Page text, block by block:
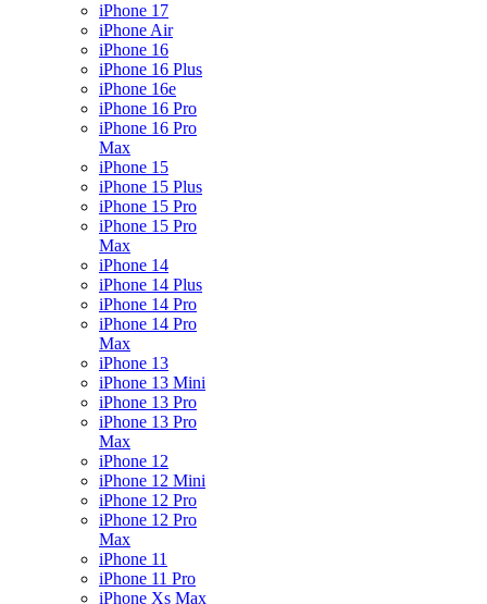
iPhone 17
iPhone Air
iPhone 16
iPhone 16 Plus
iPhone 16e
iPhone 16 Pro
iPhone 16 Pro
Max
iPhone 15
iPhone 15 Plus
iPhone 15 Pro
iPhone 15 Pro
Max
iPhone 14
iPhone 14 Plus
iPhone 14 Pro
iPhone 14 Pro
Max
iPhone 13
iPhone 13 Mini
iPhone 13 Pro
iPhone 13 Pro
Max
iPhone 12
iPhone 12 Mini
iPhone 12 Pro
iPhone 12 Pro
Max
iPhone 11
iPhone 11 Pro
iPhone Xs Max